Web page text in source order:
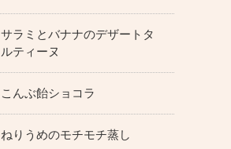
サラミとバナナのデザートタ
ルティーヌ
こんぶ飴ショコラ
ねりうめのモチモチ蒸し